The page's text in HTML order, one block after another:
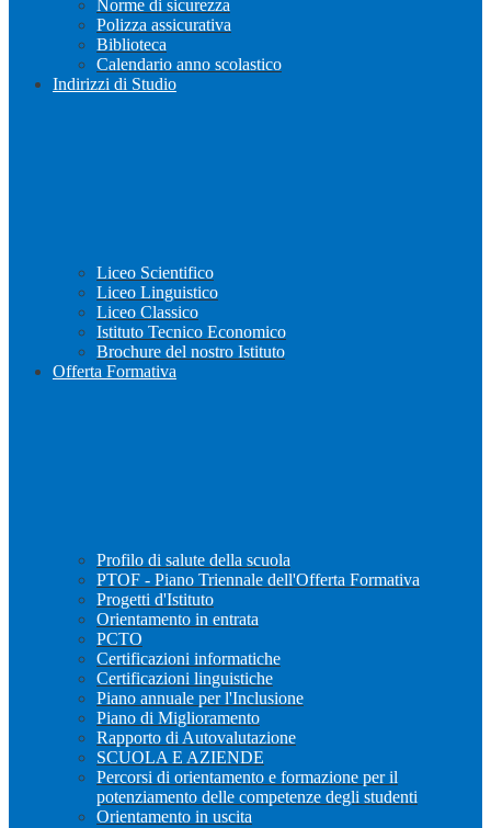
Norme di sicurezza
Polizza assicurativa
Biblioteca
Calendario anno scolastico
Indirizzi di Studio
Liceo Scientifico
Liceo Linguistico
Liceo Classico
Istituto Tecnico Economico
Brochure del nostro Istituto
Offerta Formativa
Profilo di salute della scuola
PTOF - Piano Triennale dell'Offerta Formativa
Progetti d'Istituto
Orientamento in entrata
PCTO
Certificazioni informatiche
Certificazioni linguistiche
Piano annuale per l'Inclusione
Piano di Miglioramento
Rapporto di Autovalutazione
SCUOLA E AZIENDE
Percorsi di orientamento e formazione per il
potenziamento delle competenze degli studenti
Orientamento in uscita